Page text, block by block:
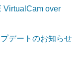
VirtualCam over
デートのお知らせ